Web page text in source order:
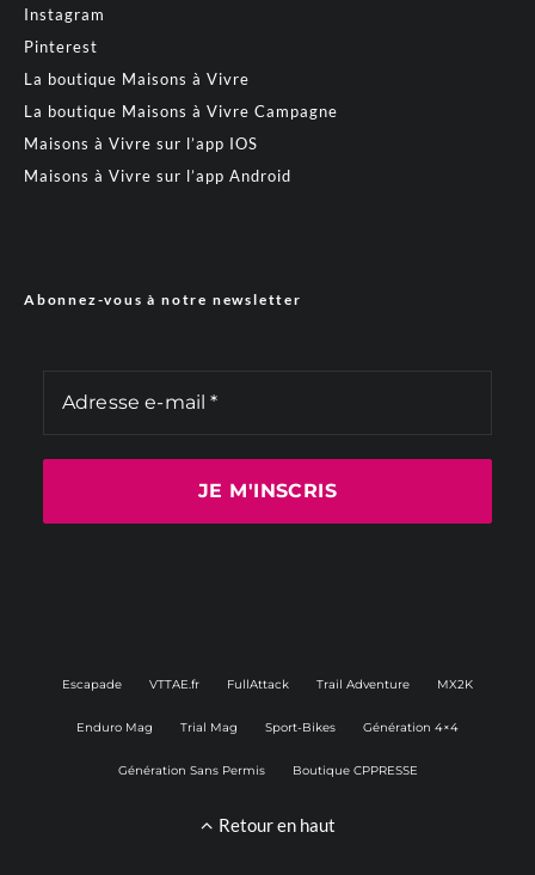
Instagram
Pinterest
La boutique Maisons à Vivre
La boutique Maisons à Vivre Campagne
Maisons à Vivre sur l’app IOS
Maisons à Vivre sur l’app Android
Abonnez-vous à notre newsletter
Escapade VTTAE.fr FullAttack Trail Adventure MX2K
Enduro Mag Trial Mag Sport-Bikes Génération 4×4
Génération Sans Permis Boutique CPPRESSE
Retour en haut